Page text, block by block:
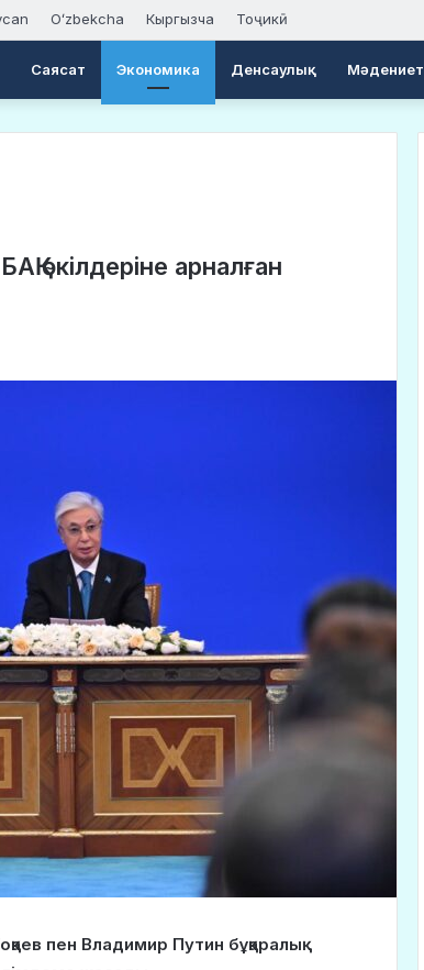
Oʻzbekcha Кыргызча Тоҷикӣ
Саясат Экономика Денсаулық Мәдениет
өкілдеріне арналған
пен Владимир Путин бұқаралық